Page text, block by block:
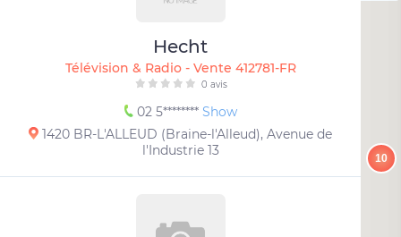
Hecht
Télévision & Radio - Vente 412781-FR
0 avis
02 5******** Show
1420 BR-L'ALLEUD (Braine-l'Alleud), Avenue de
l'Industrie 13
10